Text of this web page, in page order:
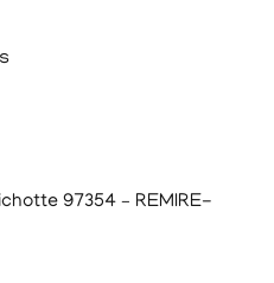
97354 – REMIRE-